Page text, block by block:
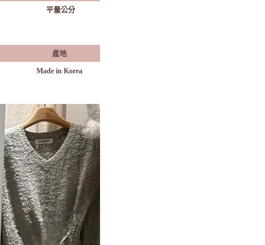
平量公分
產地
Made in Korea